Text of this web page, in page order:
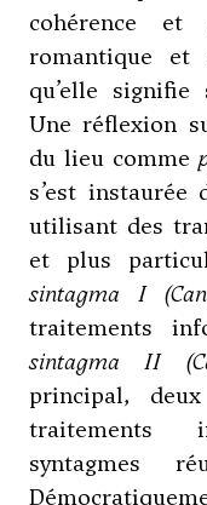
cohérence
romantique et
qu’elle
Une réflexion
du lieu comme
s’est instaurée
utilisant des
et plus
sintagma I
traitements
sintagma II
principal,
traitements
syntagmes